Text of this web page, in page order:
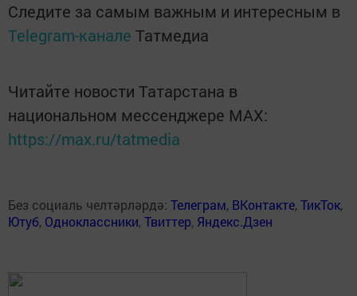
Следите за самым важным и интересным в
Telegram-канале Татмедиа
Читайте новости Татарстана в
национальном мессенджере MАХ:
https://max.ru/tatmedia
Без социаль челтәрләрдә: Телеграм, ВКонтакте,ТикТок,
Ютуб, Одноклассники,Твиттер, Яндекс.Дзен